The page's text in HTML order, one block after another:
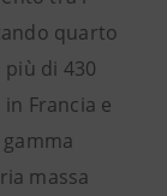
quarto
di 430
Francia e
massa